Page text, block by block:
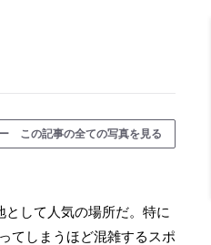
この記事の全ての写真を見る
して人気の場所だ。特に
てしまうほど混雑するスポ